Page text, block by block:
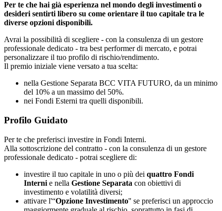
Per te che hai già esperienza nel mondo degli investimenti o
desideri sentirti libero su come orientare il tuo capitale tra le
diverse opzioni disponibili.
Avrai la possibilità di scegliere - con la consulenza di un gestore
professionale dedicato - tra best performer di mercato, e potrai
personalizzare il tuo profilo di rischio/rendimento.
Il premio iniziale viene versato a tua scelta:
nella Gestione Separata BCC VITA FUTURO, da un minimo
del 10% a un massimo del 50%.
nei Fondi Esterni tra quelli disponibili.
Profilo Guidato
Per te che preferisci investire in Fondi Interni.
Alla sottoscrizione del contratto - con la consulenza di un gestore
professionale dedicato - potrai scegliere di:
investire il tuo capitale in uno o più dei quattro Fondi
Interni e nella Gestione Separata con obiettivi di
investimento e volatilità diversi;
attivare l'“Opzione Investimento'' se preferisci un approccio